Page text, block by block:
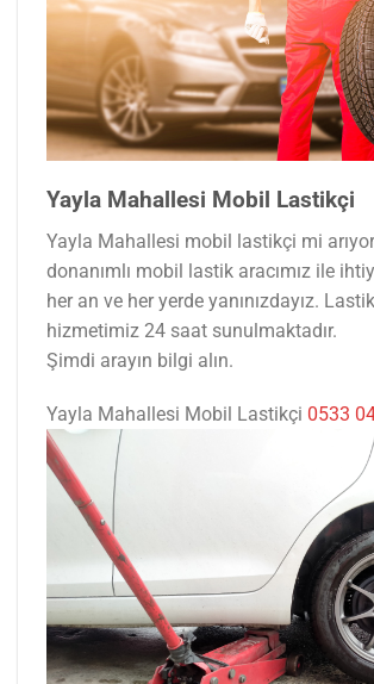
Yayla Mahallesi Mobil Lastikçi
Yayla Mahallesi mobil lastikçi mi
donanımlı mobil lastik aracımız ile
her an ve her yerde yanınızdayız.
hizmetimiz 24 saat sunulmaktadır.
Şimdi arayın bilgi alın.
Yayla Mahallesi Mobil Lastikçi 0533